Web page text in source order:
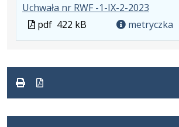
Uchwała nr RWF -1-IX-2-2023
Plik
w
Rozmiar
pliku:
Otwiera
się
Plik
pdf 422 kB metryczka